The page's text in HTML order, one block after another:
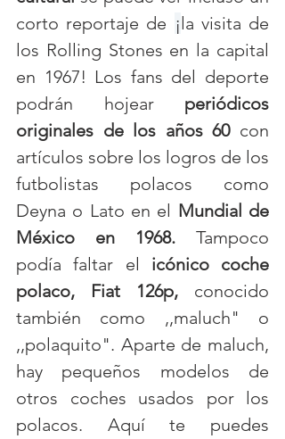
corto reportaje de ¡la visita de
los Rolling Stones en la capital
en 1967! Los fans del deporte
podrán hojear periódicos
originales de los años 60 con
artículos sobre los logros de los
futbolistas polacos como
Deyna o Lato en el Mundial de
México en 1968. Tampoco
podía faltar el icónico coche
polaco, Fiat 126p, conocido
también como ,,maluch" o
,,polaquito". Aparte de maluch,
hay pequeños modelos de
otros coches usados por los
polacos. Aquí te puedes